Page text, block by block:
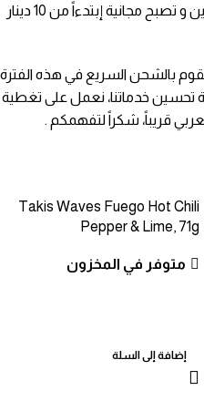
0.600 دينار بحريني داخل مملكة البحرين و تصبح مجانية إبتدءاً من 10 دينار
نقوم بالشحن السريع في هذه الفترة
خدماتنا، نعمل على تغطية
قريباً، شكراً لتفهمكم .
Takis Waves Fuego Hot Chili
Pepper & Lime, 71g
متوفر في المخزون
إضافة إلى السلة